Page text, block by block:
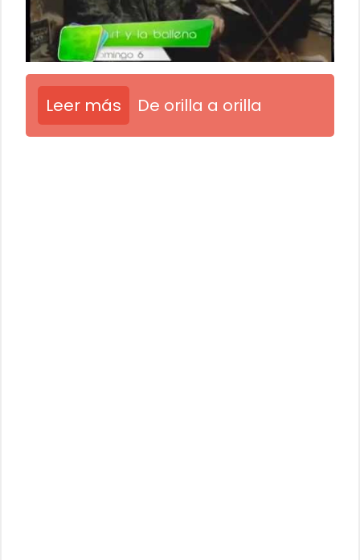
Leer más De orilla a orilla